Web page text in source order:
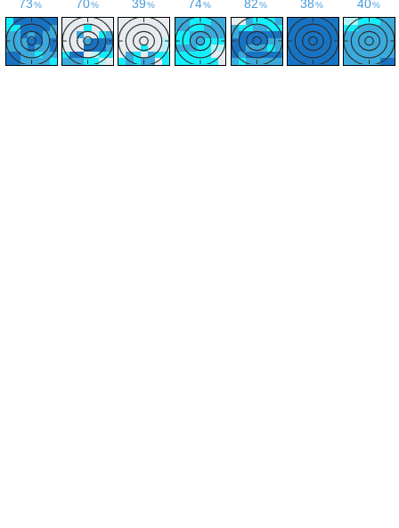
73 % 70%
39% 74% 82% 38 % 40%